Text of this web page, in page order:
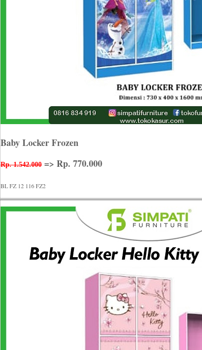
Baby Locker Frozen
Rp. 1.542.000 => Rp. 770.000
BL FZ 12 116 FZ2